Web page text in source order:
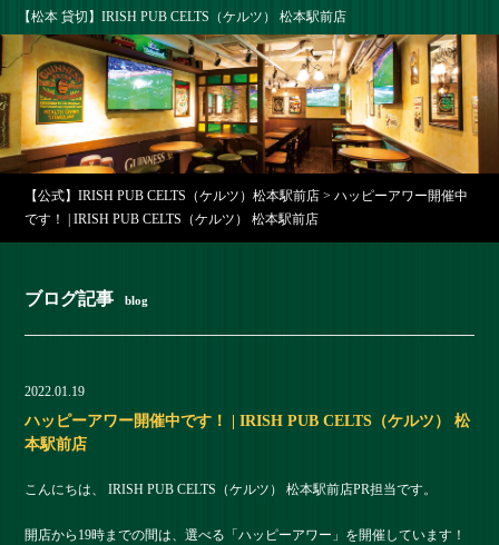
【松本 貸切】IRISH PUB CELTS（ケルツ） 松本駅前店
【公式】IRISH PUB CELTS（ケルツ）松本駅前店 >ハッピーアワー開催中
です！ | IRISH PUB CELTS（ケルツ） 松本駅前店
ブログ記事 blog
2022.01.19
ハッピーアワー開催中です！ | IRISH PUB CELTS（ケルツ） 松
本駅前店
こんにちは、 IRISH PUB CELTS（ケルツ） 松本駅前店PR担当です。
開店から19時までの間は、選べる「ハッピーアワー」を開催しています！